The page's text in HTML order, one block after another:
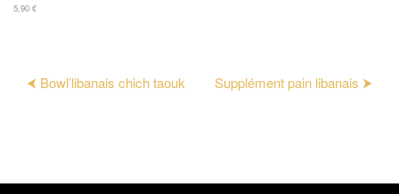
5,90 €
⮜ Bowl’libanais chich taouk Supplément pain libanais ⮞